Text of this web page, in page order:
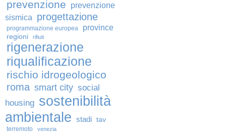
prevenzione
prevenzione
sismica
progettazione
programmazione europea province
regioni rifiuti
rigenerazione
riqualificazione
rischio idrogeologico
roma smart city social
housing sostenibilità
ambientale stadi tav
terremoto venezia